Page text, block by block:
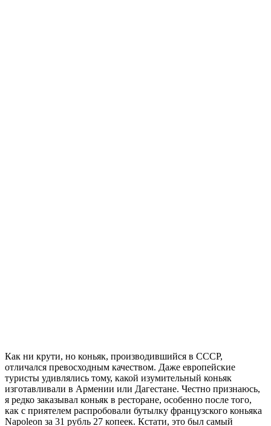
Как ни крути, но коньяк, производившийся в СССР,
отличался превосходным качеством. Даже европейские
туристы удивлялись тому, какой изумительный коньяк
изготавливали в Армении или Дагестане. Честно признаюсь,
я редко заказывал коньяк в ресторане, особенно после того,
как с приятелем распробовали бутылку французского коньяка
Napoleon за 31 рубль 27 копеек. Кстати, это был самый